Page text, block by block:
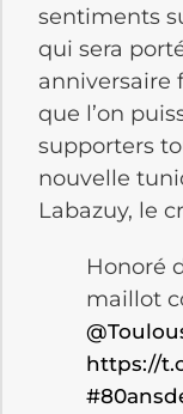
sentiments
qui sera
anniversaire
que l’on
supporters
nouvelle
Labazuy, le
Honoré
maillot
https://